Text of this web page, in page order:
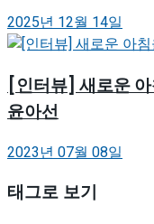
2025년 12월 14일
[인터뷰] 새로운
윤아선
2023년 07월 08일
태그로 보기